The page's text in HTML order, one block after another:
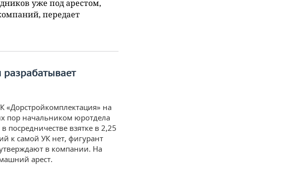
уже под арестом,
передает
«Дорстройкомплектация» на
пор начальником юротдела
посредничестве взятке в 2,25
к самой УК нет, фигурант
в компании. На
арест.